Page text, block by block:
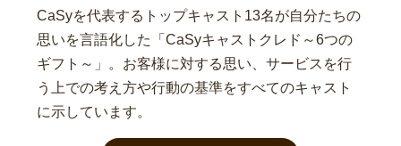
CaSyを代表するトップキャスト13名が自分たちの
思いを言語化した「CaSyキャストクレド～6つの
ギフト～」。お客様に対する思い、サービスを行
う上での考え方や行動の基準をすべてのキャスト
に示しています。